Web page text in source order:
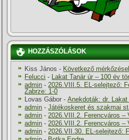
HOZZÁSZÓLÁSOK
Kiss János - Következő
Felucci - Lakat Tanár úr – 100 év
admin - 2026.VIII.5. EL-selejtező:
Zabrze: 1-0
Lovas Gábor -Anekdoták: dr.
admin -Játékoskeret és szakmai
admin - 2026.VIII.2. Ferencváros –
admin - 2026.VIII.2. Ferencváros –
admin - 2026.VII.30. EL-selejtező: